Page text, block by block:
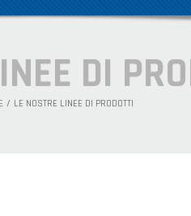
DI
LE NOSTRE LINEE DI PRODOTTI